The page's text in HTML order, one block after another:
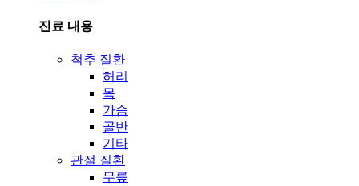
진료 내용
척추 질환
허리
목
가슴
골반
기타
관절 질환
무릎